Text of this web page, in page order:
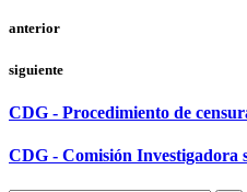
anterior
siguiente
CDG - Procedimiento de
CDG - Comisión Investigadora